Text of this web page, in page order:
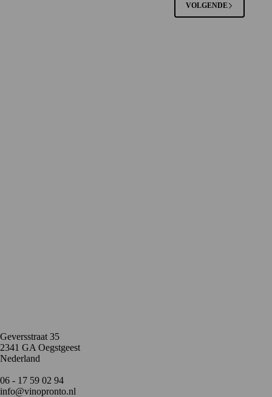
VOLGENDE
Geversstraat 35
2341 GA Oegstgeest
Nederland
06 - 17 59 02 94
info@vinopronto.nl